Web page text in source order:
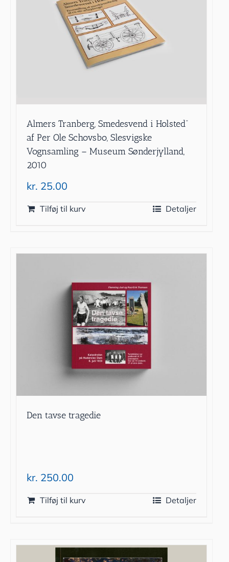
Almers Tranberg, Smedesvend i Holsted”
af Per Ole Schovsbo, Slesvigske
Vognsamling – Museum Sønderjylland,
2010
kr. 25.00
Tilføj til kurv Detaljer
Den tavse tragedie
kr. 250.00
Tilføj til kurv Detaljer